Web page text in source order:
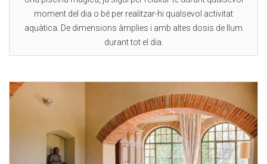
moment del dia o bé per realitzar-hi qualsevol activitat
aquàtica. De dimensions àmplies i amb altes dosis de llum
durant tot el dia.